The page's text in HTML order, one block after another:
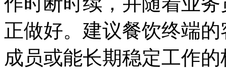
正做好。建议餐饮终端
成员或能长期稳定工作